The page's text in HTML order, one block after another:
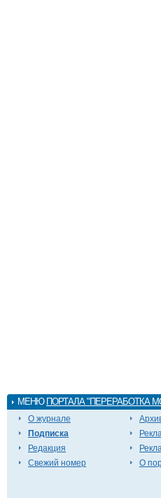
МЕНЮ ПОРТАЛА "ПЕРЕРАБОТКА
О журнале
Подписка
Редакция
Свежий номер
О